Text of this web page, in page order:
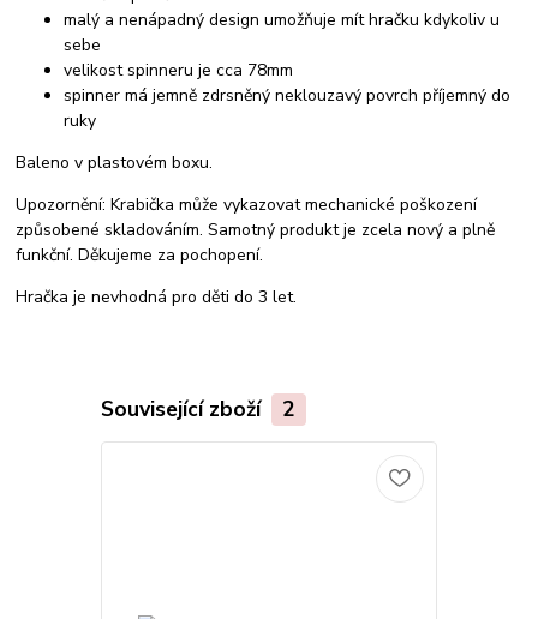
malý a nenápadný design umožňuje mít hračku kdykoliv u
sebe
velikost spinneru je cca 78mm
spinner má jemně zdrsněný neklouzavý povrch příjemný do
ruky
Baleno v plastovém boxu.
Upozornění: Krabička může vykazovat mechanické poškození
způsobené skladováním. Samotný produkt je zcela nový a plně
funkční. Děkujeme za pochopení.
Hračka je nevhodná pro děti do 3 let.
Související zboží 2